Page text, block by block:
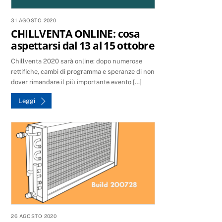
31 AGOSTO 2020
CHILLVENTA ONLINE: cosa
aspettarsi dal 13 al 15 ottobre
Chillventa 2020 sarà online: dopo numerose
rettifiche, cambi di programma e speranze di non
dover rimandare il più importante evento […]
Leggi
26 AGOSTO 2020